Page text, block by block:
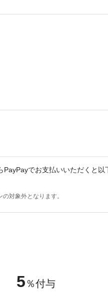
でお支払いいただくと以
対象外となります。
5 ％付与